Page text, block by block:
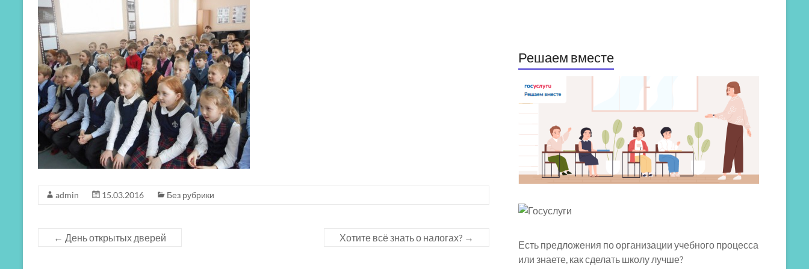
admin 15.03.2016 Без рубрики
← День открытых дверей Хотите всё знать о налогах? →
Решаем вместе
Есть предложения по организации учебного процесса
или знаете, как сделать школу лучше?